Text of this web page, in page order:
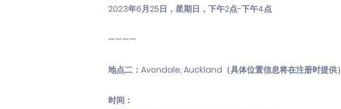
2023年6月25日，星期日，下午2点-下午4点
————
地点二：Avondale, Auckland（具体位置信息将在注册时提供）
时间：